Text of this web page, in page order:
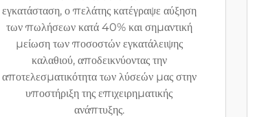
εγκατάσταση, ο πελάτης κατέγραψε αύξηση
των πωλήσεων κατά 40% και σημαντική
μείωση των ποσοστών εγκατάλειψης
καλαθιού, αποδεικνύοντας την
αποτελεσματικότητα των λύσεών μας στην
υποστήριξη της επιχειρηματικής
ανάπτυξης.